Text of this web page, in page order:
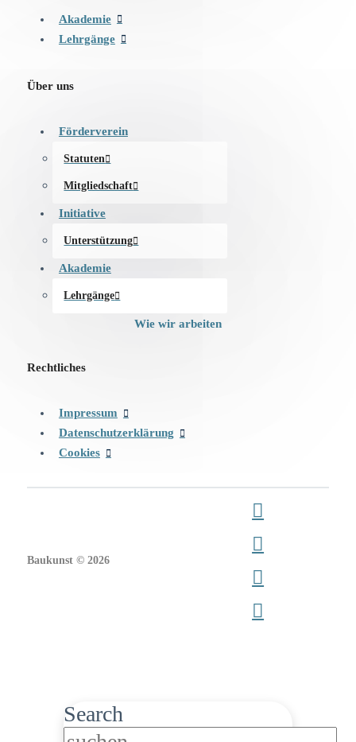
Akademie
Lehrgänge
Über uns
Förderverein
Statuten
Mitgliedschaft
Initiative
Unterstützung
Akademie
Lehrgänge
Wie wir arbeiten
Rechtliches
Impressum
Datenschutzerklärung
Cookies
Baukunst © 2026
Search